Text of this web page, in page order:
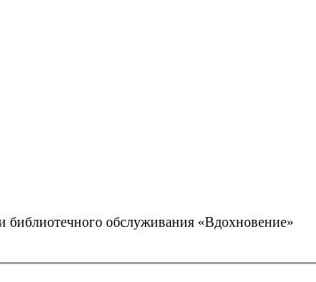
библиотечного обслуживания «Вдохновение»